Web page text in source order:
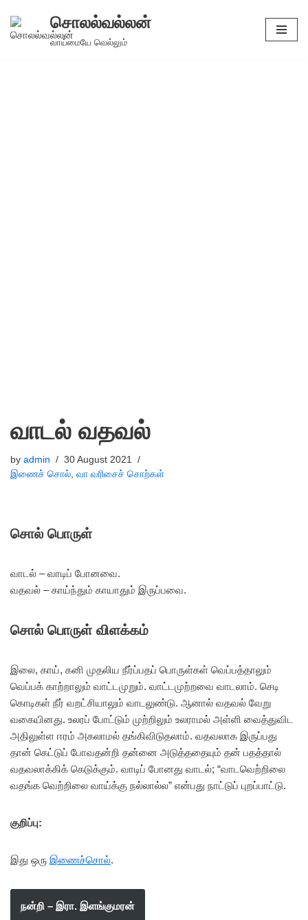
Skip
சொலல்வல்லன்
வாய்மையே வெல்லும்
வாடல் வதவல்
by admin
30 August 2021
இணைச் சொல், வா வரிசைச் சொற்கள்
சொல் பொருள்
வாடல் – வாடிப் போனவை.
வதவல் – காய்ந்தும் காயாதும் இருப்பவை.
சொல் பொருள் விளக்கம்
இலை, காய், கனி முதலிய நீர்ப்பதப் பொருள்கள் வெப்பத்தாலும்
வெப்பக் காற்றாலும் வாட்டமுறும். வாட்டமுற்றவை வாடலாம். செடி
கொடிகள் நீர் வறட்சியாலும் வாடலுண்டு. ஆனால் வதவல் வேறு
வகையினது. உலரப் போட்டும் முற்றிலும் உலராமல் அள்ளி வைத்துவிட
அதிலுள்ள ஈரம் அகலாமல் தங்கிவிடுதலாம். வதவலாக இருப்பது
தான் கெட்டுப் போவதன்றி தன்னை அடுத்ததையும் தன் பதத்தால்
வதவலாக்கிக் கெடுக்கும். வாடிப் போனது வாடல்; “வாடவெற்றிலை
வதங்க வெற்றிலை வாய்க்கு நல்லால்ல” என்பது நாட்டுப் புறப்பாட்டு.
குறிப்பு:
இது ஒரு இணைச்சொல்.
நன்றி – இரா. இளங்குமரன்